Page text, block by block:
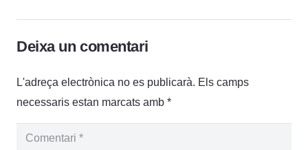
Deixa un comentari
L'adreça electrònica no es publicarà. Els camps
necessaris estan marcats amb *